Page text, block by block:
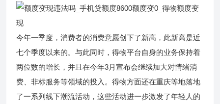
今年一季度，消费者的消费意愿创下了新高，此新高是近
七个季度以来的。与此同时，得物平台自身的业务保持着
两位数的增长，并且在今年3月宣布会继续加大对情绪消
费、非标服务等领域的投入。得物方面还在重庆等地落地
了一系列线下潮流活动，这些活动进一步激发了年轻人的